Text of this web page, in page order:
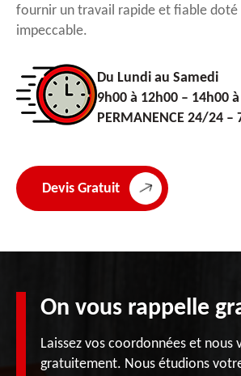
fournir un travail rapide et fiable doté
impeccable.
Du Lundi au Samedi
9h00 à 12h00 – 14h00
PERMANENCE 24/24 –
Devis Gratuit
On vous rappelle
Laissez vos coordonnées et nous
gratuitement. Nous étudions